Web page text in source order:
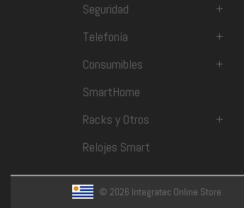
Seguridad
+
Telefonía
+
Consumibles
+
SmartHome
Racks y Otros
+
Relojes Smart
© 2026 Integratec Online Store